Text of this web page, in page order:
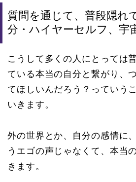
質問を通じて、普段隠れ
分・ハイヤーセルフ、宇
こうして多くの人にとっては
ている本当の自分と繋がり、
てほしいんだろう？っていう
いきます。
外の世界とか、自分の感情に
うエゴの声じゃなくて、本当
きます。